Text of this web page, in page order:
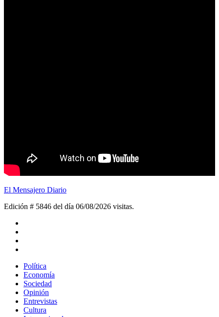
El Mensajero Diario
Edición # 5846 del día 06/08/2026 visitas.
Política
Economía
Sociedad
Opinión
Entrevistas
Cultura